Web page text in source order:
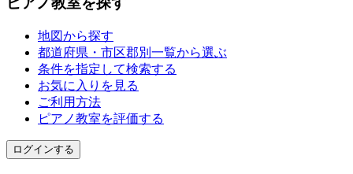
地図から探す
都道府県・市区郡別一覧から選ぶ
条件を指定して検索する
お気に入りを見る
ご利用方法
ピアノ教室を評価する
ログインする